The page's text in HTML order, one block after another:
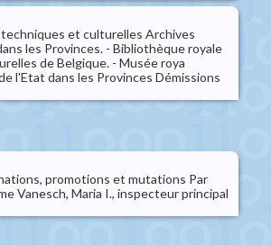
et culturelles Archives
les Provinces. - Bibliothèque royale
de Belgique. - Musée roya
l'Etat dans les Provinces Démissions
promotions et mutations Par
Vanesch, Maria I., inspecteur principal